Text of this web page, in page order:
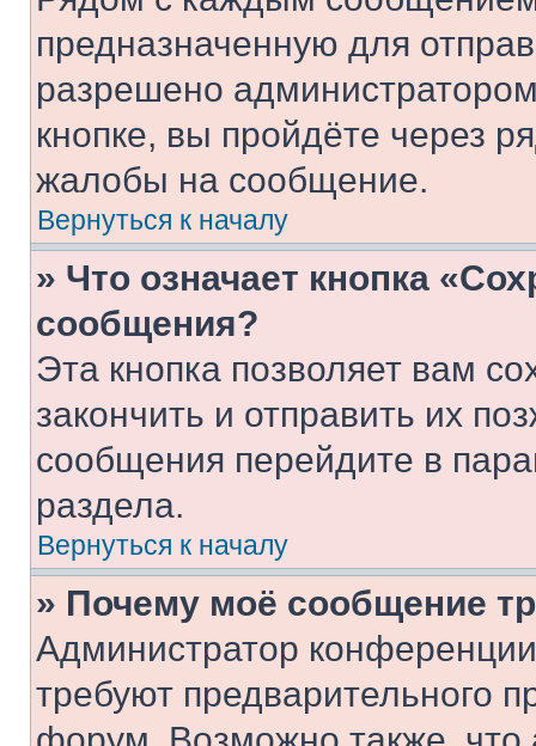
предназначенную для
разрешено
кнопке, вы пройдёте через
жалобы на сообщение.
Вернуться к началу
» Что означает кнопка
сообщения?
Эта кнопка позволяет вам
закончить и отправить их
сообщения перейдите в
раздела.
Вернуться к началу
» Почему моё сообщение
Администратор
требуют предварительного